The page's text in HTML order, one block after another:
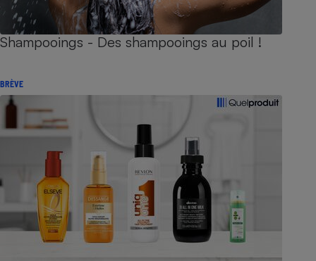
Shampooings - Des shampooings au poil !
BRÈVE